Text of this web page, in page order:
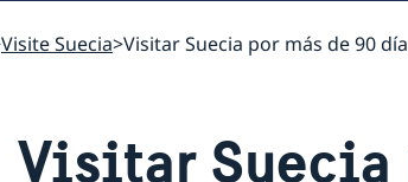
Visite Suecia Visitar Suecia por más de 90
Visitar Suecia